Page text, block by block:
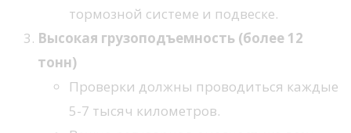
тормозной системе и подвеске.
Высокая грузоподъемность (более 12
тонн)
Проверки должны проводиться каждые
5-7 тысяч километров.